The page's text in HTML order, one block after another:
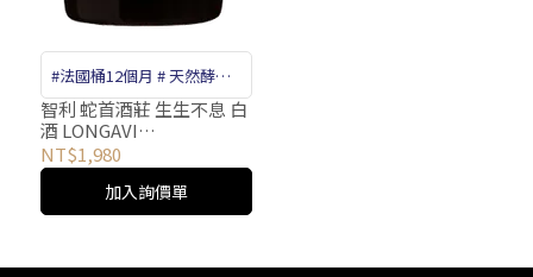
#法國桶12個月 # 天然酵母 #
生物陳釀
智利 蛇首酒莊 生生不息 白
酒 LONGAVI
CEMENTERIO
NT$1,980
加入詢價單